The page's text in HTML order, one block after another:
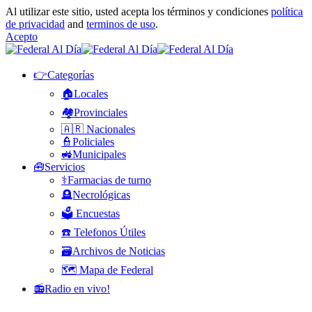
Al utilizar este sitio, usted acepta los términos y condiciones política
de privacidad and terminos de uso.
Acepto
👉Categorías
🏠Locales
🏘️Provinciales
🇦🇷 Nacionales
👮Policiales
🚜Municipales
🧰Servicios
⚕️Farmacias de turno
🪦Necrológicas
🗳️ Encuestas
☎️ Telefonos Útiles
🗃️Archivos de Noticias
🗺️ Mapa de Federal
📻Radio en vivo!